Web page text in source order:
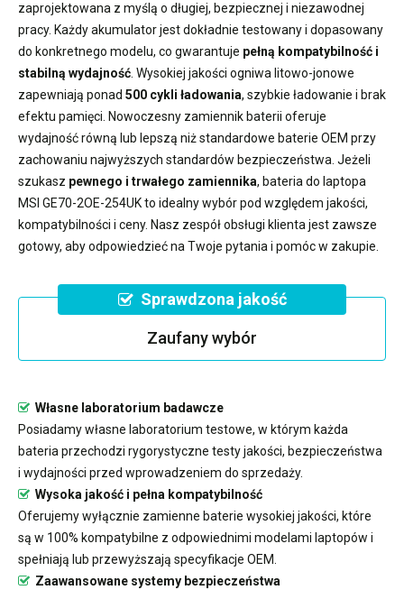
zaprojektowana z myślą o długiej, bezpiecznej i niezawodnej
pracy. Każdy akumulator jest dokładnie testowany i dopasowany
do konkretnego modelu, co gwarantuje pełną kompatybilność i
stabilną wydajność . Wysokiej jakości ogniwa litowo-jonowe
zapewniają ponad 500 cykli ładowania, szybkie ładowanie i brak
efektu pamięci. Nowoczesny zamiennik baterii oferuje
wydajność równą lub lepszą niż standardowe baterie OEM przy
zachowaniu najwyższych standardów bezpieczeństwa. Jeżeli
szukasz pewnego i trwałego zamiennika, bateria do laptopa
MSI GE70-2OE-254UKto idealny wybór pod względem jakości,
kompatybilności i ceny. Nasz zespół obsługi klienta jest zawsze
gotowy, aby odpowiedzieć na Twoje pytania i pomóc w zakupie.
Sprawdzona jakość
Zaufany wybór
Własne laboratorium badawcze
Posiadamy własne laboratorium testowe, w którym każda
bateria przechodzi rygorystyczne testy jakości, bezpieczeństwa
i wydajności przed wprowadzeniem do sprzedaży.
Wysoka jakość i pełna kompatybilność
Oferujemy wyłącznie zamienne baterie wysokiej jakości, które
są w 100% kompatybilne z odpowiednimi modelami laptopów i
spełniają lub przewyższają specyfikacje OEM.
Zaawansowane systemy bezpieczeństwa